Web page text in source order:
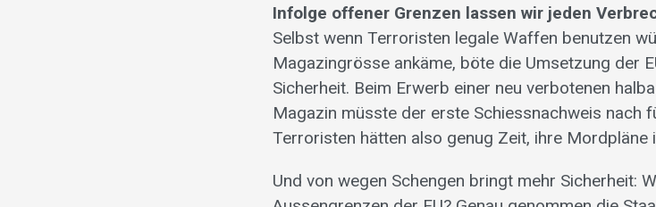
Infolge offener Grenzen lassen wir jeden
Selbst wenn Terroristen legale Waffen benutzen
Magazingrösse ankäme, böte die Umsetzung der
Sicherheit. Beim Erwerb einer neu verbotenen
Magazin müsste der erste Schiessnachweis nach
Terroristen hätten also genug Zeit, ihre Mordpläne
Und von wegen Schengen bringt mehr Sicherheit: